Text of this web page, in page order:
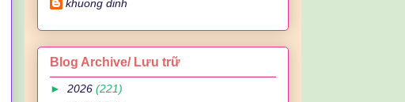
khuong dinh
Blog Archive/ Lưu trữ
► 2026 (221)